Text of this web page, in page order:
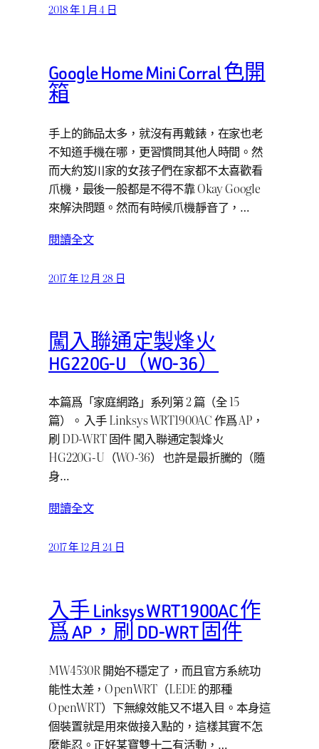
2018 年 1 月 4 日
Google Home Mini Corral 色開
箱
手上的飾品太多，就沒有再戴錶，在家也老
不知道手機在哪，更習慣問其他人時間。然
而大約笈川家的女孩子們在家都不太喜歡看
爪機，最後一般都是不得不靠 Okay Google
來解決問題。然而有時候爪機靜音了，…
閱讀全文
2017 年 12 月 28 日
闖入聯通定製烽火
HG220G-U（WO-36）
本篇爲「家庭網路」系列第 2 篇（全 15
篇）。 入手 Linksys WRT1900AC 作爲 AP，
刷 DD-WRT 固件 闖入聯通定製烽火
HG220G-U（WO-36） 也許是最折騰的（隨
身…
閱讀全文
2017 年 12 月 24 日
入手 Linksys WRT1900AC 作
爲 AP，刷 DD-WRT 固件
MW4530R 開始不穩定了，而且官方系統功
能性太差，OpenWRT（LEDE 的那種
OpenWRT）下無線效能又不堪入目。本身這
個裝置就是用來做接入點的，這樣其實不怎
麼能忍。正好某寶雙十二有活動，…